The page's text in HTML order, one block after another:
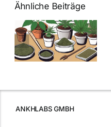
Ähnliche Beiträge
Neue THC-
Grenzwert-
Regelung:
Was Sie über
Cannabis und
müssen
ANKHLABS GMBH